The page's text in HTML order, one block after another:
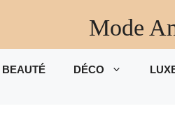
Mode
BEAUTÉ DÉCO